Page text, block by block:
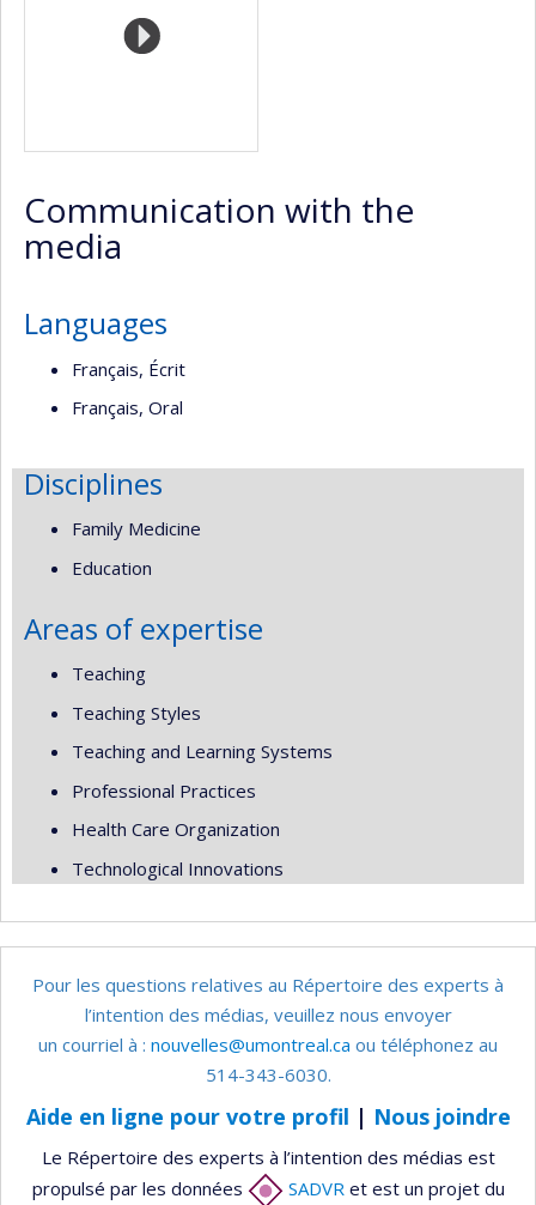
Communication with the
media
Languages
Français, Écrit
Français, Oral
Disciplines
Family Medicine
Education
Areas of expertise
Teaching
Teaching Styles
Teaching and Learning Systems
Professional Practices
Health Care Organization
Technological Innovations
Pour les questions relatives au Répertoire des experts à
l’intention des médias, veuillez nous envoyer
un courriel à : nouvelles@umontreal.ca ou téléphonez au
514-343-6030.
Aide en ligne pour votre profil | Nous joindre
Le Répertoire des experts à l’intention des médias est
propulsé par les données
SADVRet est un projet du